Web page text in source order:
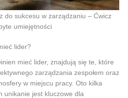
do sukcesu w zarządzaniu – Ćwicz
umiejętności
lider?
mieć lider, znajdują się te, które
zarządzania zespołem oraz
w miejscu pracy. Oto kilka
unikanie jest kluczowe dla